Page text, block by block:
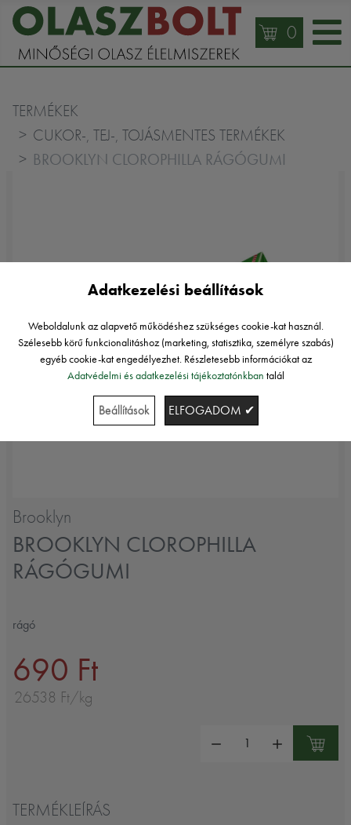
0
TERMÉKEK
CUKOR-, TEJ-, TOJÁSMENTES TERMÉKEK
BROOKLYN CLOROPHILLA RÁGÓGUMI
Brooklyn
BROOKLYN CLOROPHILLA
RÁGÓGUMI
rágó
690 Ft
26538 Ft/kg
TERMÉKLEÍRÁS
Adatkezelési beállítások
Weboldalunk az alapvető működéshez szükséges cookie-kat használ.
Szélesebb körű funkcionalitáshoz (marketing, statisztika, személyre szabás)
egyéb cookie-kat engedélyezhet. Részletesebb információkat az
Adatvédelmi és adatkezelési tájékoztatónkban talál
Beállítások ELFOGADOM ✔